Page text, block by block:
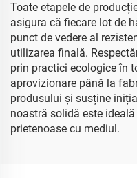
Toate etapele de
asigura că fiecare lot de
punct de vedere al
utilizarea finală.
prin practici ecologice în
aprovizionare până la
produsului și susține
noastră solidă este
prietenoase cu mediul.